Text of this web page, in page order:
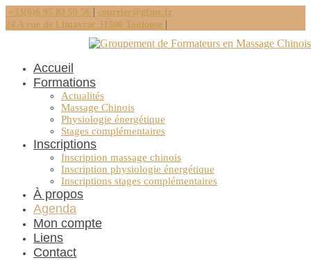
+33(0)6 95 83 59 56 | courrier@gfmc.fr
24 A rue de Limayrac 31500 Toulouse |
Accueil
Formations
Actualités
Massage Chinois
Physiologie énergétique
Stages complémentaires
Inscriptions
Inscription massage chinois
Inscription physiologie énergétique
Inscriptions stages complémentaires
À propos
Agenda
Mon compte
Liens
Contact